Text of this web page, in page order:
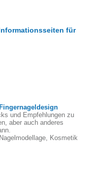
für
und Empfehlungen zu
aber auch anderes
Kosmetik